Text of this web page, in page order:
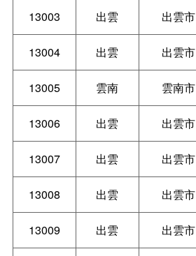
13003 出雲 出雲市
13004 出雲 出雲市
13005 雲南 雲南市
13006 出雲 出雲市
13007 出雲 出雲市
13008 出雲 出雲市
13009 出雲 出雲市